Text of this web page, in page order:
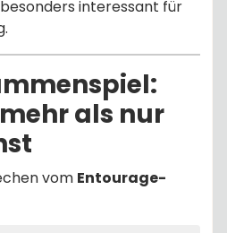
interessant für
als nur
vom Entourage-